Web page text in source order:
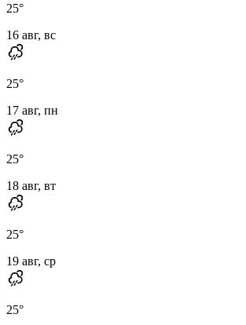
25°
16 авг, вс
25°
17 авг, пн
25°
18 авг, вт
25°
19 авг, ср
25°